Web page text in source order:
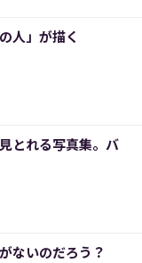
人」が描く
とれる写真集。バ
ないのだろう？